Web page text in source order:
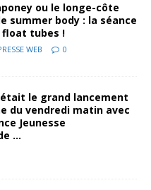
ou le longe-côte
summer body : la séance
float tubes !
WEB 0
le grand lancement
du vendredi matin avec
Jeunesse
…